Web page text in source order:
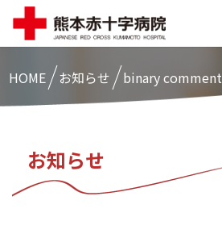
HOME お知らせ binary comment
お知らせ